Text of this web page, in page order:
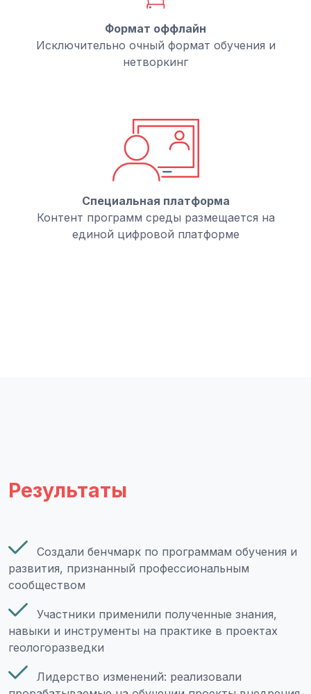
Формат оффлайн
Исключительно очный формат обучения и
нетворкинг
Специальная платформа
Контент программ среды размещается на
единой цифровой платформе
Результаты
Создали бенчмарк по программам обучения и
развития, признанный профессиональным
сообществом
Участники применили полученные знания,
навыки и инструменты на практике в проектах
геологоразведки
Лидерство изменений: реализовали